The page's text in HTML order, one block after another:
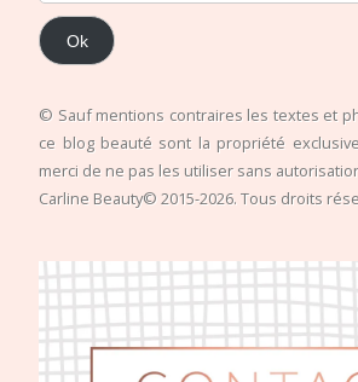
Ok
© Sauf mentions contraires les textes et
ce blog beauté sont la propriété
merci de ne pas les utiliser sans
Carline Beauty© 2015-2026. Tous droits